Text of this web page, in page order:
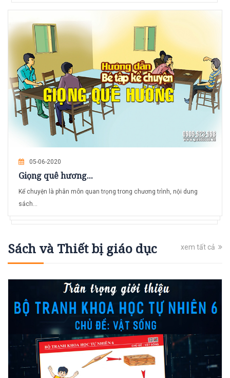
05-06-2020
Giọng quê hương...
Kể chuyện là phân môn quan trọng trong chương trình, nội dung
sách...
Sách và Thiết bị giáo dục xem tất cả